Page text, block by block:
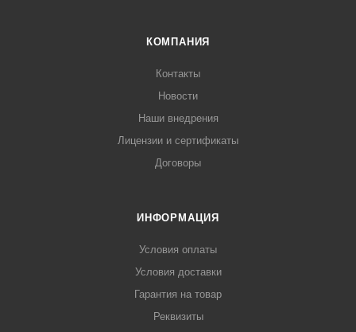
КОМПАНИЯ
Контакты
Новости
Наши внедрения
Лицензии и сертификаты
Договоры
ИНФОРМАЦИЯ
Условия оплаты
Условия доставки
Гарантия на товар
Реквизиты